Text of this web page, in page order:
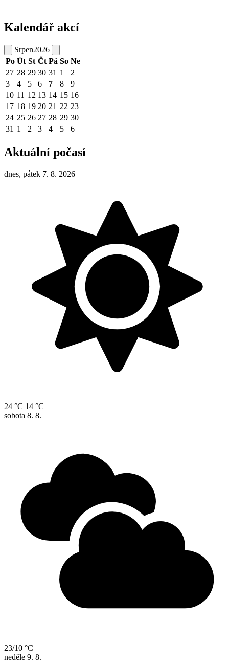
Kalendář akcí
Srpen2026
Po Út St Čt Pá So Ne
27 28 29 30 31 1
2
3
4 5 6 7 8
9
10 11 12 13 14 15 16
17 18 19 20 21 22 23
24 25 26 27 28 29 30
31 1 2 3 4 5 6
Aktuální počasí
dnes, pátek 7. 8. 2026
24 °C 14 °C
sobota 8. 8.
23/10 °C
neděle 9. 8.